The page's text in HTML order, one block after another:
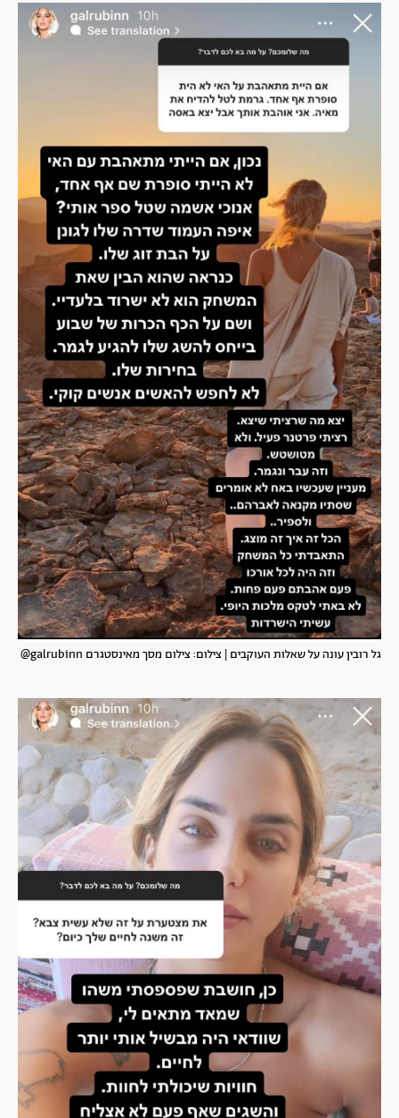
גל רובין עונה על שאלות העוקבים | צילום: צילום מסך מאינסטגרם galrubinn@